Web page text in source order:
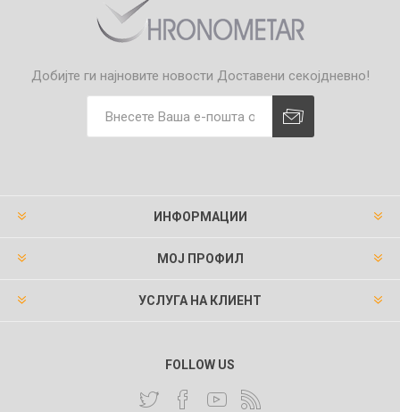
Добијте ги најновите новости Доставени секојдневно!
ИНФОРМАЦИИ
МОЈ ПРОФИЛ
УСЛУГА НА КЛИЕНТ
FOLLOW US